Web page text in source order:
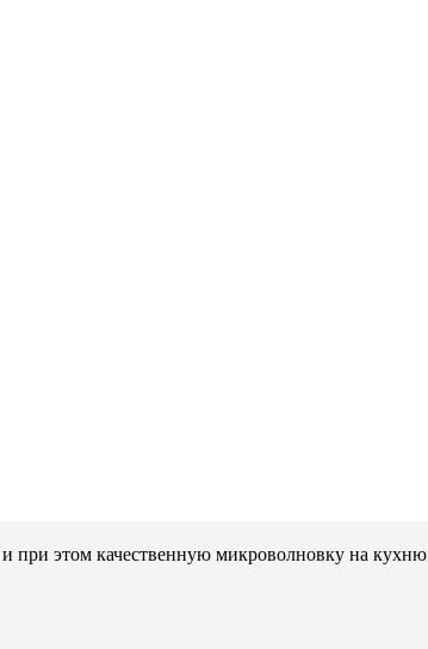
при этом качественную микроволновку на кухню